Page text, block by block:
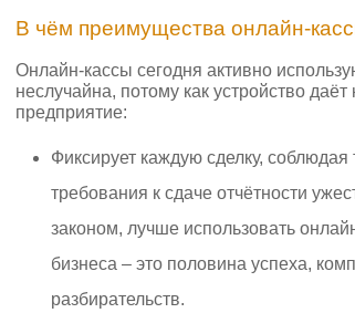
В чём преимущества онлайн-
Онлайн-кассы сегодня активно
неслучайна, потому как устройство
предприятие:
Фиксирует каждую сделку,
требования к сдаче отчётности
законом, лучше использовать
бизнеса – это половина успеха,
разбирательств.